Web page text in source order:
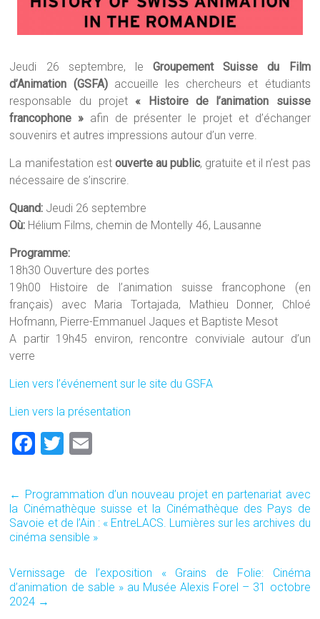
Jeudi 26 septembre, leGroupement Suisse du Film
d’Animation (GSFA)accueille les chercheurs et étudiants
responsable du projet« Histoire de l’animation suisse
francophone » afin de présenter le projet et d’échanger
souvenirs et autres impressions autour d’un verre.
La manifestation est ouverte au public, gratuite et il n’est pas
nécessaire de s’inscrire.
Quand: Jeudi 26 septembre
Où: Hélium Films, chemin de Montelly 46, Lausanne
Programme:
18h30 Ouverture des portes
19h00 Histoire de l’animation suisse francophone (en
français) avec Maria Tortajada, Mathieu Donner, Chloé
Hofmann, Pierre-Emmanuel Jaques et Baptiste Mesot
A partir 19h45 environ, rencontre conviviale autour d’un
verre
Lien vers l’événement sur le site du GSFA
Lien vers la présentation
F
ce
b
o
T
tt
er
ai
l
← Programmation d’un nouveau projet en partenariat avec
la Cinémathèque suisse et la Cinémathèque des Pays de
Savoie et de l’Ain : « EntreLACS. Lumières sur les archives du
cinéma sensible »
Vernissage de l’exposition « Grains de Folie: Cinéma
d’animation de sable » au Musée Alexis Forel – 31 octobre
2024 →